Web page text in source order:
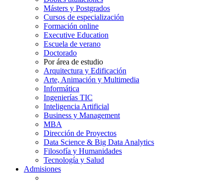
Másters y Postgrados
Cursos de especialización
Formación online
Executive Education
Escuela de verano
Doctorado
Por área de estudio
Arquitectura y Edificación
Arte, Animación y Multimedia
Informática
Ingenierías TIC
Inteligencia Artificial
Business y Management
MBA
Dirección de Proyectos
Data Science & Big Data Analytics
Filosofía y Humanidades
Tecnología y Salud
Admisiones